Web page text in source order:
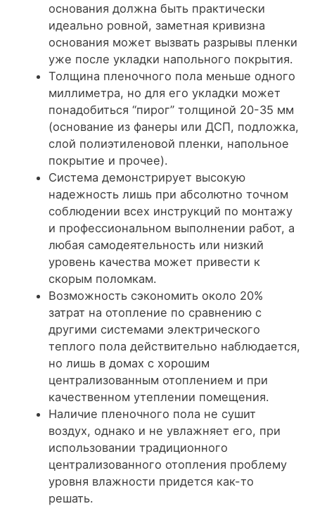
основания должна быть практически
идеально ровной, заметная кривизна
основания может вызвать разрывы пленки
уже после укладки напольного покрытия.
Толщина пленочного пола меньше одного
миллиметра, но для его укладки может
понадобиться “пирог” толщиной 20-35 мм
(основание из фанеры или ДСП, подложка,
слой полиэтиленовой пленки, напольное
покрытие и прочее).
Система демонстрирует высокую
надежность лишь при абсолютно точном
соблюдении всех инструкций по монтажу
и профессиональном выполнении работ, а
любая самодеятельность или низкий
уровень качества может привести к
скорым поломкам.
Возможность сэкономить около 20%
затрат на отопление по сравнению с
другими системами электрического
теплого пола действительно наблюдается,
но лишь в домах с хорошим
централизованным отоплением и при
качественном утеплении помещения.
Наличие пленочного пола не сушит
воздух, однако и не увлажняет его, при
использовании традиционного
централизованного отопления проблему
уровня влажности придется как-то
решать.